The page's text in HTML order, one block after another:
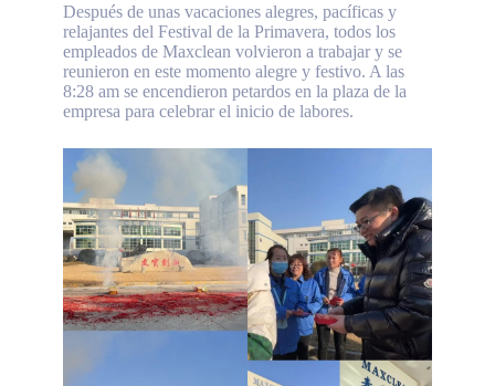
Después de unas vacaciones alegres, pacíficas y
relajantes del Festival de la Primavera, todos los
empleados de Maxclean volvieron a trabajar y se
reunieron en este momento alegre y festivo. A las
8:28 am se encendieron petardos en la plaza de la
empresa para celebrar el inicio de labores.